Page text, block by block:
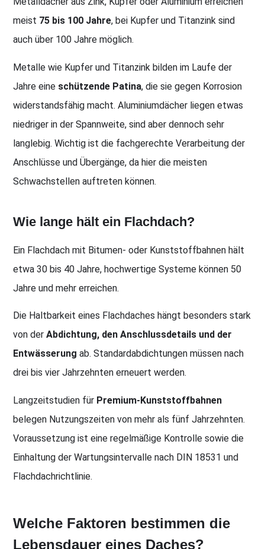
meist 75 bis 100 Jahre, bei Kupfer und Titanzink sind
auch über 100 Jahre möglich.
Metalle wie Kupfer und Titanzink bilden im Laufe der
Jahre eine schützende Patina, die sie gegen Korrosion
widerstandsfähig macht. Aluminiumdächer liegen etwas
niedriger in der Spannweite, sind aber dennoch sehr
langlebig. Wichtig ist die fachgerechte Verarbeitung der
Anschlüsse und Übergänge, da hier die meisten
Schwachstellen auftreten können.
Wie lange hält ein Flachdach?
Ein Flachdach mit Bitumen- oder Kunststoffbahnen hält
etwa 30 bis 40 Jahre, hochwertige Systeme können 50
Jahre und mehr erreichen.
Die Haltbarkeit eines Flachdaches hängt besonders stark
von derAbdichtung, den Anschlussdetails und der
Entwässerung ab. Standardabdichtungen müssen nach
drei bis vier Jahrzehnten erneuert werden.
Langzeitstudien für Premium-Kunststoffbahnen
belegen Nutzungszeiten von mehr als fünf Jahrzehnten.
Voraussetzung ist eine regelmäßige Kontrolle sowie die
Einhaltung der Wartungsintervalle nach DIN 18531 und
Flachdachrichtlinie.
Welche Faktoren bestimmen die
Lebensdauer eines Daches?